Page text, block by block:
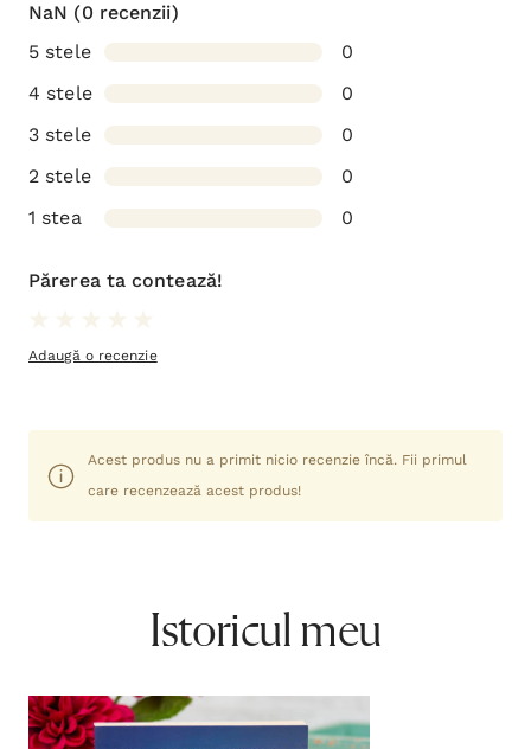
NaN (0 recenzii)
5 stele
0
4 stele
0
3 stele
0
2 stele
0
1 stea
0
Părerea ta contează!
Adaugă o recenzie
Acest produs nu a primit nicio recenzie încă. Fii primul
care recenzează acest produs!
Istoricul meu